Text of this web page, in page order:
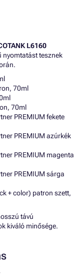
L6160
nyomtatást tesznek
70ml
70ml
PREMIUM fekete
PREMIUM azúrkék
PREMIUM magenta
PREMIUM sárga
+ color) patron szett,
távú
kiváló minősége.